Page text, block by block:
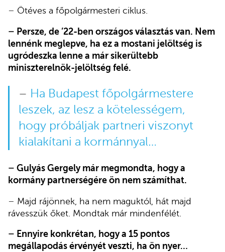
– Ötéves a főpolgármesteri ciklus.
– Persze, de ’22-ben országos választás van. Nem
lennénk meglepve, ha ez a mostani jelöltség is
ugródeszka lenne a már sikerültebb
miniszterelnök-jelöltség felé.
– Ha Budapest főpolgármestere
leszek, az lesz a kötelességem,
hogy próbáljak partneri viszonyt
kialakítani a kormánnyal…
– Gulyás Gergely már megmondta, hogy a
kormány partnerségére ön nem számíthat.
– Majd rájönnek, ha nem maguktól, hát majd
rávesszük őket. Mondtak már mindenfélét.
– Ennyire konkrétan, hogy a 15 pontos
megállapodás érvényét veszti, ha ön nyer…